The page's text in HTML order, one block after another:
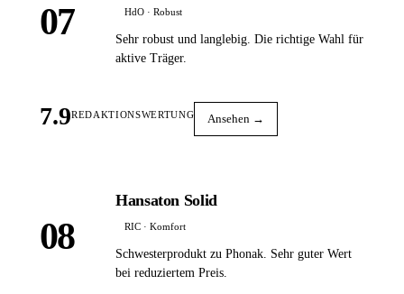
07 HdO · Robust
Sehr robust und langlebig. Die richtige Wahl für
aktive Träger.
7.9REDAKTIONSWERTUNG Ansehen →
08
Hansaton Solid
RIC · Komfort
Schwesterprodukt zu Phonak. Sehr guter Wert
bei reduziertem Preis.